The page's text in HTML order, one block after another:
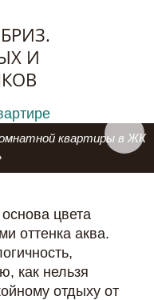
И
квартиры в ЖК
цвета
оттенка аква.
как нельзя
отдыху от